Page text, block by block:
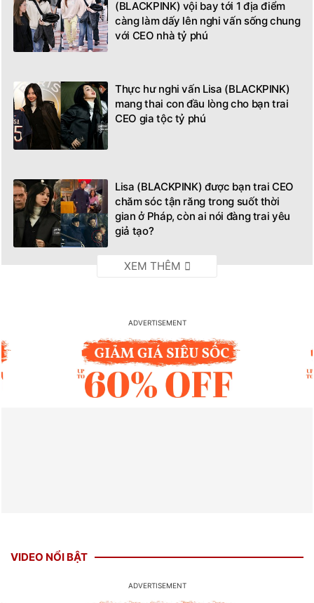
(BLACKPINK) vội bay tới 1 địa điểm
càng làm dấy lên nghi vấn sống chung
với CEO nhà tỷ phú
Thực hư nghi vấn Lisa (BLACKPINK)
mang thai con đầu lòng cho bạn trai
CEO gia tộc tỷ phú
Lisa (BLACKPINK) được bạn trai CEO
chăm sóc tận răng trong suốt thời
gian ở Pháp, còn ai nói đàng trai yêu
giả tạo?
VIDEO NỔI BẬT